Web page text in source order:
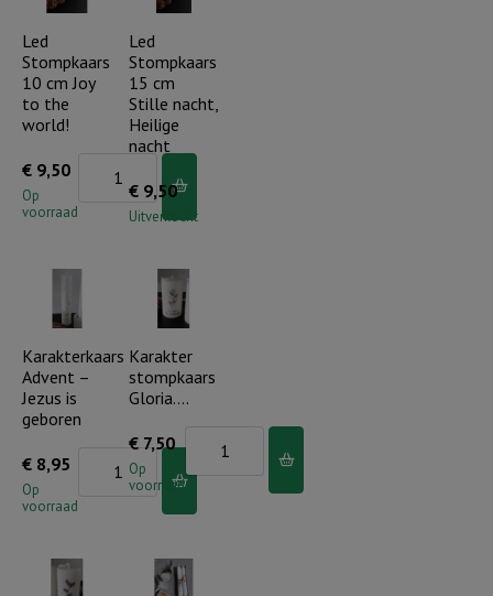
geborgen
(incl.
cadeauverpakking)
(incl.
aantal
Led
Stompkaars
10 cm Joy
to the
world!
€ 9,50
Op
voorraad
Stompkaars
to
world!
Led
Stompkaars
15 cm
Stille nacht,
Heilige
nacht
€ 9,50
Uitverkocht
Karakterkaars
Advent –
Jezus is
geboren
€ 8,95
Op
voorraad
Karakterkaars
Advent
is
Karakter
stompkaars
Gloria….
€ 7,50
Op
voorraad
stompkaars